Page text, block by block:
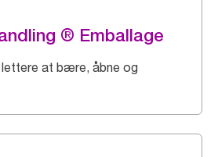
® Emballage
lettere at bære, åbne og